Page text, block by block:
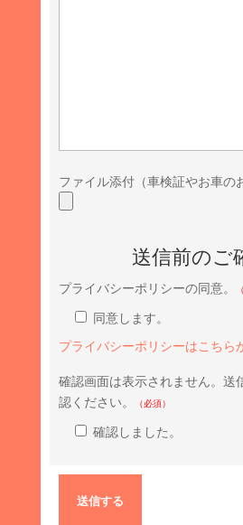
ファイル添付（車検証やお車の
送信前のご
プライバシーポリシーの同意。
同意します。
プライバシーポリシーはこちら
確認画面は表示されません。送
認ください。
（必須）
確認しました。